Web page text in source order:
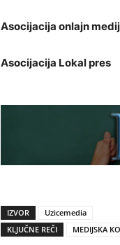
Asocijacija onlajn
Asocijacija Lokal pres
IZVOR
Uzicemedia
KLJUČNE REČI
MEDIJSKA